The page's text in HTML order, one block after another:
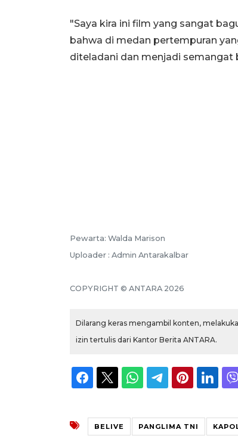
"Saya kira ini film yang sangat
bahwa di medan pertempuran
diteladani dan menjadi semangat
Pewarta: Walda Marison
Uploader : Admin Antarakalbar
COPYRIGHT © ANTARA 2026
Dilarang keras mengambil konten,
izin tertulis dari Kantor Berita ANTARA.
BELIVE PANGLIMA TNI